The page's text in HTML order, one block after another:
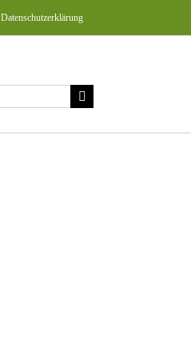
Datenschutzerklärung